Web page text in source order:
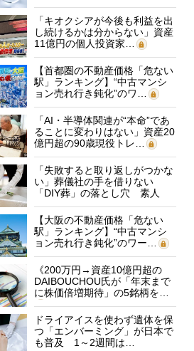
「キオクシアが今後も利益を出
し続けるかは分からない」資産
11億円の個人投資家…
【首都圏の不動産価格「危ない
駅」ランキング】“中古マンシ
ョン売れ行き鈍化”のワ…
「AI・半導体関連が“本命”であ
ることに変わりはない」資産20
億円超の90歳現役トレ…
「失敗すると取り返しがつかな
い」葬儀社の手を借りない
「DIY葬」の落とし穴 素人
に…
【大阪の不動産価格「危ない
駅」ランキング】“中古マンシ
ョン売れ行き鈍化”のワー…
《200万円→資産10億円超の
DAIBOUCHOU氏が「年末まで
に株価倍増期待」の5銘柄を…
ドライアイスを使わず遺体を保
つ「エンバーミング」が日本で
も普及 1～2週間は…